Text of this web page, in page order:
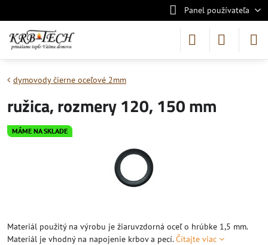
Panel používateľa
MÁME NA SKLADE
dymovody čierne oceľové 2mm
ružica, rozmery 120, 150 mm
Materiál použitý na výrobu je žiaruvzdorná oceľ o hrúbke 1,5 mm.
Materiál je vhodný na napojenie krbov a pecí.Čítajte viac